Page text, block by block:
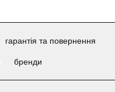
гарантія та повернення
бренди